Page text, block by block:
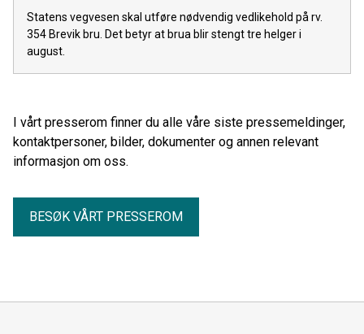
Statens vegvesen skal utføre nødvendig vedlikehold på rv.
354 Brevik bru. Det betyr at brua blir stengt tre helger i
august.
I vårt presserom finner du alle våre siste pressemeldinger,
kontaktpersoner, bilder, dokumenter og annen relevant
informasjon om oss.
BESØK VÅRT PRESSEROM